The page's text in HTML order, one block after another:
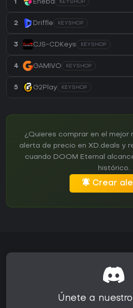
1 Eneba KEYSHOP
2 Driffle KEYSHOP
3 CJS-CDKeys KEYSHOP
4 GAMIVO KEYSHOP
5 G2Play KEYSHOP
¿Quieres comprar en el mejor
alerta de precio en XD.deals y
cuando DOOM Eternal
histórico.
Crear
Únete a nuestro